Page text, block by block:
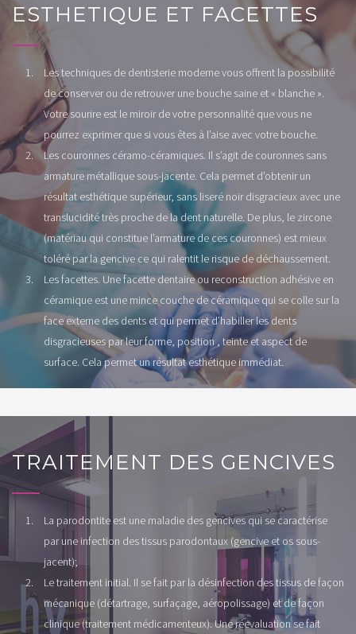
ESTHETIQUE ET FACETTES
Les techniques de dentisterie moderne vous offrent la possibilité
de conserver ou de retrouver une bouche saine et « blanche ».
Votre sourire est le miroir de votre personnalité que vous ne
pourrez exprimer que si vous êtes à l’aise avec votre bouche.
Les couronnes céramo-céramiques. Il s’agit de couronnes sans
armature métallique sous-jacente. Cela permet d’obtenir un
résultat esthétique supérieur, sans liseré noir disgracieux avec une
translucidité très proche de la dent naturelle. De plus, le zircone
(matériau qui constitue l’armature de ces couronnes) est mieux
toléré par la gencive ce qui ralentit le risque de déchaussement.
Les facettes. Une facette dentaire ou reconstruction adhésive en
céramique est une mince couche de céramique qui se colle sur la
face externe des dents et qui permet d’habiller les dents
disgracieuses par leur forme, position , teinte et aspect de
surface. Cela permet un résultat esthétique immédiat.
TRAITEMENT DES GENCIVES
La parodontite est une maladie des gencives qui se caractérise
par une infection des tissus parodontaux (gencive et os sous-
jacent);
Le traitement initial. Il se fait par la désinfection des tissus de façon
mécanique (détartrage, surfaçage, aéropolissage) et de façon
clinique (traitement médicamenteux). Une réevaluation se fait